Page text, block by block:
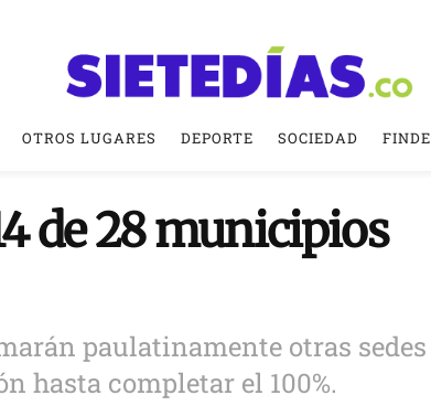
OTROS LUGARES DEPORTE SOCIEDAD FINDE
de 28 municipios
paulatinamente otras sedes
hasta completar el 100%.